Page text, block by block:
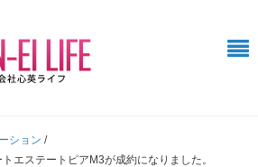
ション /
エステートピアM3が成約になりました。